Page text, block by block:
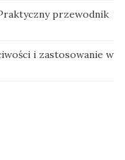
przewodnik
i zastosowanie w